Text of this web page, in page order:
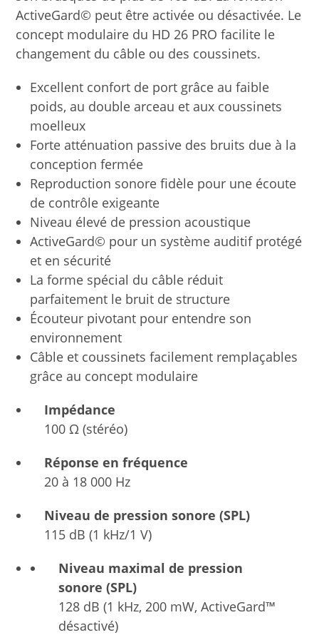
ActiveGard© peut être activée ou désactivée. Le
concept modulaire du HD 26 PRO facilite le
changement du câble ou des coussinets.
Excellent confort de port grâce au faible
poids, au double arceau et aux coussinets
moelleux
Forte atténuation passive des bruits due à la
conception fermée
Reproduction sonore fidèle pour une écoute
de contrôle exigeante
Niveau élevé de pression acoustique
ActiveGard© pour un système auditif protégé
et en sécurité
La forme spécial du câble réduit
parfaitement le bruit de structure
Écouteur pivotant pour entendre son
environnement
Câble et coussinets facilement remplaçables
grâce au concept modulaire
Impédance
100 Ω (stéréo)
Réponse en fréquence
20 à 18 000 Hz
Niveau de pression sonore (SPL)
115 dB (1 kHz/1 V)
Niveau maximal de pression
sonore (SPL)
128 dB (1 kHz, 200 mW, ActiveGard™
désactivé)